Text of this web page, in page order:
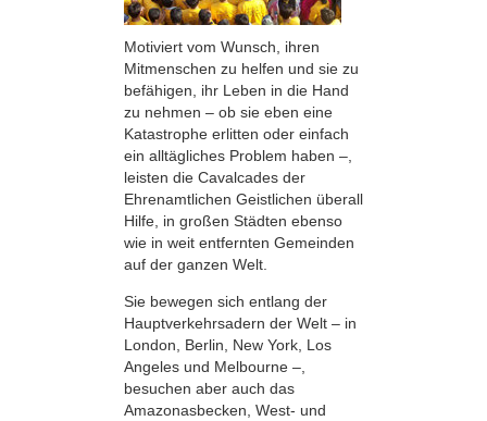
Motiviert vom Wunsch, ihren
Mitmenschen zu helfen und sie zu
befähigen, ihr Leben in die Hand
zu nehmen – ob sie eben eine
Katastrophe erlitten oder einfach
ein alltägliches Problem haben –,
leisten die Cavalcades der
Ehrenamtlichen Geistlichen überall
Hilfe, in großen Städten ebenso
wie in weit entfernten Gemeinden
auf der ganzen Welt.
Sie bewegen sich entlang der
Haupt­verkehrsadern der Welt – in
London, Berlin, New York, Los
Angeles und Melbourne –,
besuchen aber auch das
Amazonasbecken, West- und